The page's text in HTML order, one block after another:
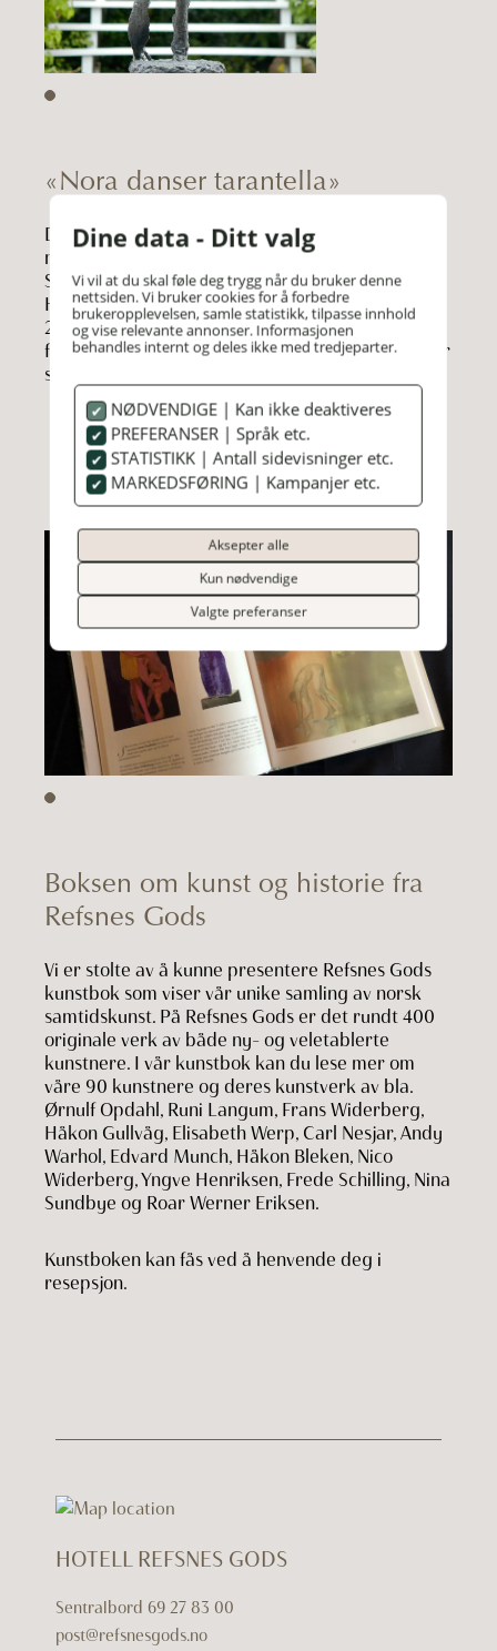
Dine data - Ditt valg
Vi vil at du skal føle deg trygg når du bruker denne
nettsiden. Vi bruker cookies for å forbedre
brukeropplevelsen, samle statistikk, tilpasse innhold
og vise relevante annonser. Informasjonen
behandles internt og deles ikke med tredjeparter.
NØDVENDIGE | Kan ikke deaktiveres
PREFERANSER | Språk etc.
STATISTIKK | Antall sidevisninger etc.
MARKEDSFØRING | Kampanjer etc.
Aksepter alle
Kun nødvendige
Valgte preferanser
«Nora danser tarantella»
Det første man møter når man ser ut fra hotellet
mot haven og sjøen er bronseskulpturen av Nina
Sundby. Skulpturen er ca 150 cm høy, og viser
Henrik Ibsens Nora som danser. Skulpturen var i
2006 med på turneen som gikk verden over i
forbindelse med markeringen av at det var 100 år
siden Henrik Ibsen døde.
Boksen om kunst og historie fra
Refsnes Gods
Vi er stolte av å kunne presentere Refsnes Gods
kunstbok som viser vår unike samling av norsk
samtidskunst. På Refsnes Gods er det rundt 400
originale verk av både ny- og veletablerte
kunstnere. I vår kunstbok kan du lese mer om
våre 90 kunstnere og deres kunstverk av bla.
Ørnulf Opdahl, Runi Langum, Frans Widerberg,
Håkon Gullvåg, Elisabeth Werp, Carl Nesjar, Andy
Warhol, Edvard Munch, Håkon Bleken, Nico
Widerberg, Yngve Henriksen, Frede Schilling, Nina
Sundbye og Roar Werner Eriksen.
Kunstboken kan fås ved å henvende deg i
resepsjon.
HOTELL REFSNES GODS
Sentralbord 69 27 83 00
post@refsnesgods.no